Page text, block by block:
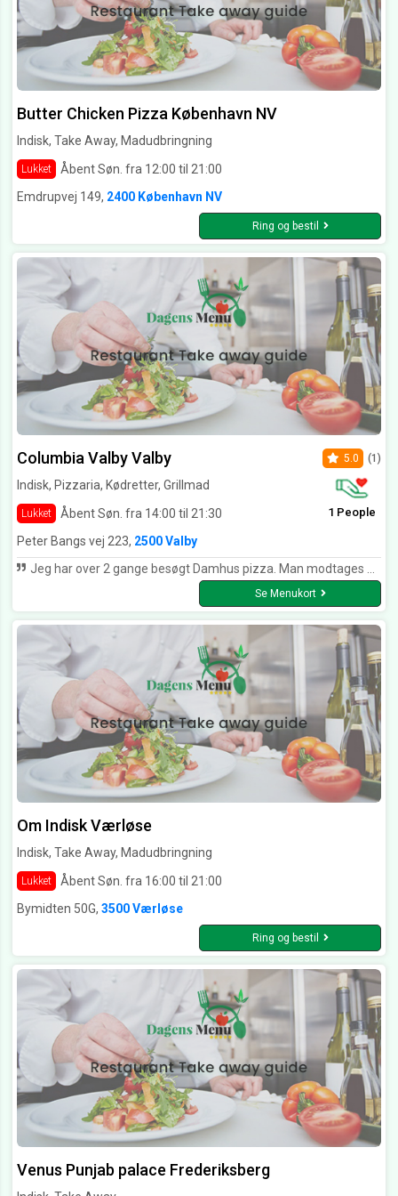
Butter Chicken Pizza København NV
Indisk, Take Away, Madudbringning
Lukket
Åbent Søn. fra 12:00 til 21:00
Emdrupvej 149, 2400 København NV
Ring og bestil
Columbia Valby Valby
Indisk, Pizzaria, Kødretter, Grillmad
Lukket Åbent Søn. fra 14:00 til 21:30
5.0 (1)
1 People
Peter Bangs vej 223, 2500 Valby
Jeg har over 2 gange besøgt Damhus pizza. Man modtages af venlige medarbejdere. De gør virkelig et godt indtryk. Den ene gang prøvede jeg deres pizza. Bunden er supersprød og velsmagende. Der bliver ikke sparet på råvarene, som er superfriske. Anden gang prøvede jeg en kebab og den smagte også rigtig godt. Stedet er pænt og ryttet. Damhus pizza gør det rigtig godt og fortjener 5 stjerner herfra. Jeg anbefaler stedet.
Se Menukort
Om Indisk Værløse
Indisk, Take Away, Madudbringning
Lukket
Åbent Søn. fra 16:00 til 21:00
Bymidten 50G, 3500 Værløse
Ring og bestil
Venus Punjab palace Frederiksberg